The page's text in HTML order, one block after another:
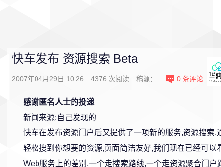
快车发布 资源搜索 Beta
2007年04月29日 10:26 4376 次阅读 稿源： 0 条评论
感谢匿名人士的投递
新闻来源:自己发现的
快车在发布资源门户后又提供了一项新的服务,资源搜索,
轻松搜到你想要的资源,页面简洁友好,我们现在已经可以
Web服务上的差别,一个走搜索路线,一个走资源聚合门